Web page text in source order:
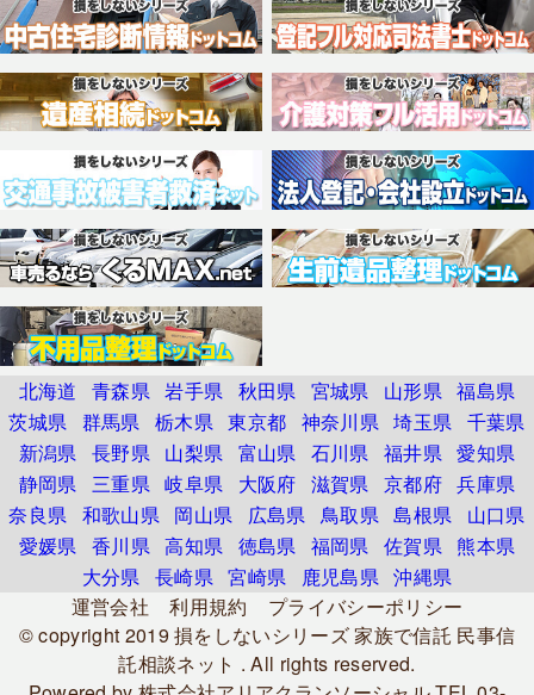
北海道 青森県 岩手県 秋田県 宮城県 山形県 福島県
茨城県
群馬県 栃木県 東京都 神奈川県 埼玉県
千葉県
新潟県
長野県 山梨県 富山県 石川県 福井県 愛知県
静岡県
三重県 岐阜県 大阪府 滋賀県 京都府 兵庫県
奈良県
和歌山県 岡山県 広島県 鳥取県 島根県
山口県
愛媛県
香川県 高知県 徳島県 福岡県 佐賀県
熊本県
大分県
長崎県 宮崎県 鹿児島県 沖縄県
運営会社
利用規約
プライバシーポリシー
© copyright 2019損をしないシリーズ 家族で信託 民事信
託相談ネット . All rights reserved.